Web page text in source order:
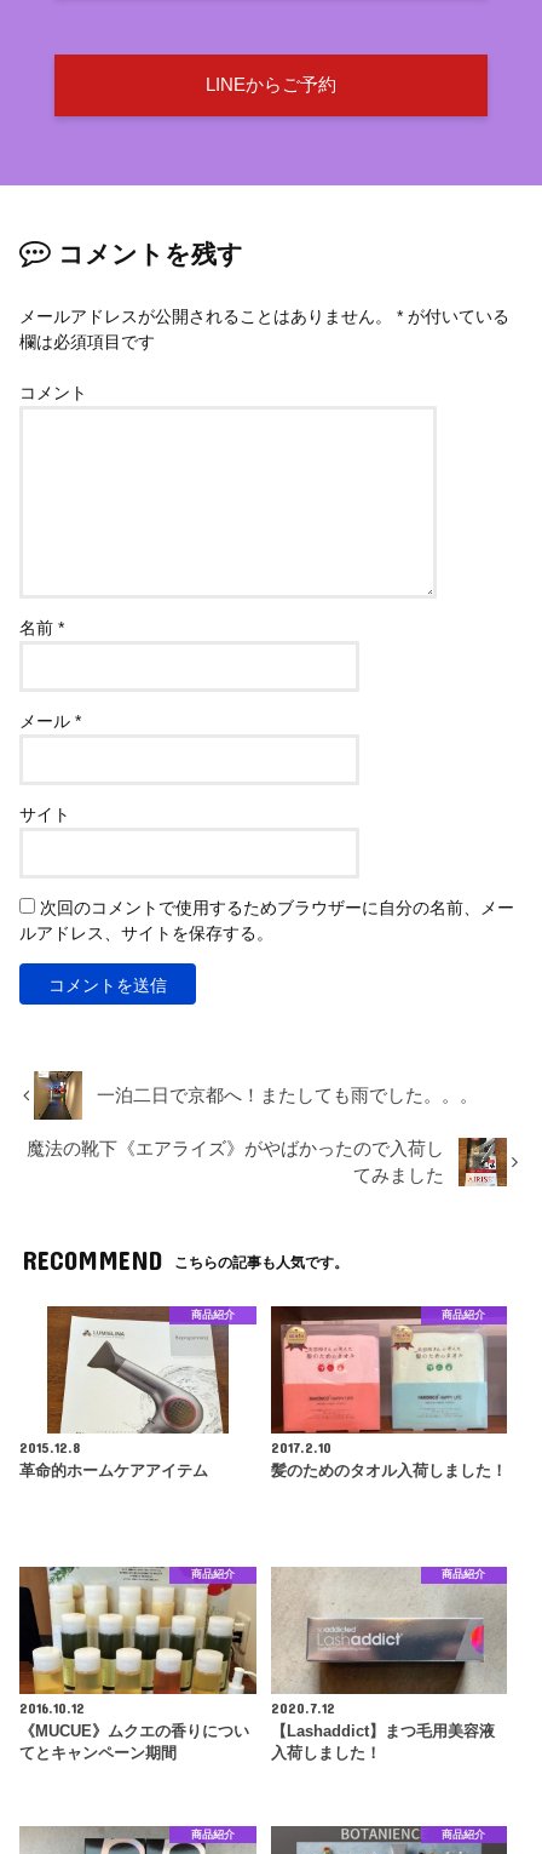
LINEからご予約
コメントを残す
メールアドレスが公開されることはありません。 * が付いている
欄は必須項目です
コメント
名前*
メール*
サイト
次回のコメントで使用するためブラウザーに自分の名前、メー
ルアドレス、サイトを保存する。
一泊二日で京都へ！またしても雨でした。。。
魔法の靴下《エアライズ》がやばかったので入荷し
てみました
RECOMMEND こちらの記事も人気です。
商品紹介
2015.12.8
革命的ホームケアアイテム
商品紹介
2017.2.10
髪のためのタオル入荷しました！
商品紹介
2016.10.12
《MUCUE》ムクエの香りについ
てとキャンペーン期間
商品紹介
2020.7.12
【Lashaddict】まつ毛用美容液
入荷しました！
商品紹介 商品紹介